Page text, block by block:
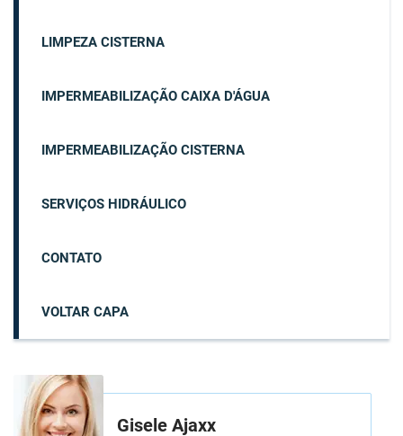
LIMPEZA CISTERNA
IMPERMEABILIZAÇÃO CAIXA D'ÁGUA
IMPERMEABILIZAÇÃO CISTERNA
SERVIÇOS HIDRÁULICO
CONTATO
VOLTAR CAPA
Gisele Ajaxx